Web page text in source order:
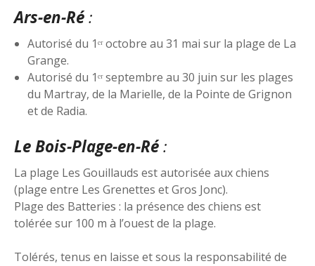
Ars-en-Ré:
Autorisé du 1ᵉʳ octobre au 31 mai sur la plage de La
Grange.
Autorisé du 1ᵉʳ septembre au 30 juin sur les plages
du Martray, de la Marielle, de la Pointe de Grignon
et de Radia.
Le Bois-Plage-en-Ré:
La plage Les Gouillauds est autorisée aux chiens
(plage entre Les Grenettes et Gros Jonc).
Plage des Batteries : la présence des chiens est
tolérée sur 100 m à l’ouest de la plage.
Tolérés, tenus en laisse et sous la responsabilité de